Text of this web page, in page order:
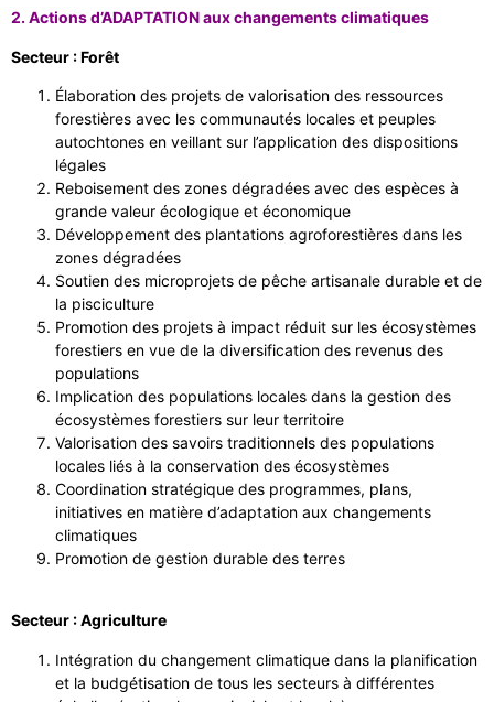
2. Actions d’ADAPTATION aux changements climatiques
Secteur : Forêt
Élaboration des projets de valorisation des ressources
forestières avec les communautés locales et peuples
autochtones en veillant sur l’application des dispositions
légales
Reboisement des zones dégradées avec des espèces à
grande valeur écologique et économique
Développement des plantations agroforestières dans les
zones dégradées
Soutien des microprojets de pêche artisanale durable et de
la pisciculture
Promotion des projets à impact réduit sur les écosystèmes
forestiers en vue de la diversification des revenus des
populations
Implication des populations locales dans la gestion des
écosystèmes forestiers sur leur territoire
Valorisation des savoirs traditionnels des populations
locales liés à la conservation des écosystèmes
Coordination stratégique des programmes, plans,
initiatives en matière d’adaptation aux changements
climatiques
Promotion de gestion durable des terres
Secteur : Agriculture
Intégration du changement climatique dans la planification
et la budgétisation de tous les secteurs à différentes